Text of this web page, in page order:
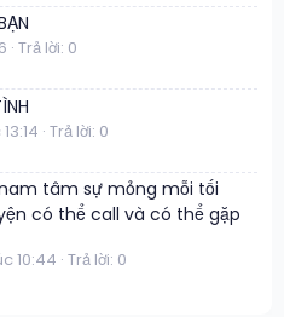
Trả lời: 0
Trả lời: 0
tâm sự mỏng mỗi tối
có thể call và có thể gặp
10:44 Trả lời: 0